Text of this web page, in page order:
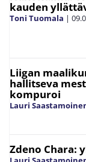
kauden
Toni Tuomala |
Liigan
hallitseva
kompuroi
Lauri
Zdeno Chara: